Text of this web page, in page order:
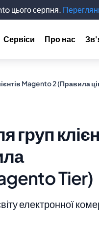
Сервіси Про нас
Magento 2 (Правила
груп
Tier)
електронної
цього серпня.